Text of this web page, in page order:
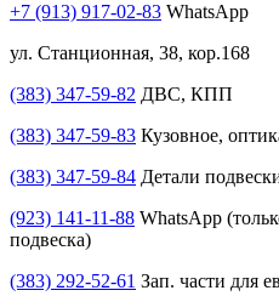
+7 (913) 917-02-83 WhatsApp
ул. Станционная, 38, кор.168
(383) 347-59-82 ДВС, КПП
(383) 347-59-83 Кузовное,
(383) 347-59-84 Детали
(923) 141-11-88 WhatsApp
подвеска)
(383) 292-52-61 Зап. части для